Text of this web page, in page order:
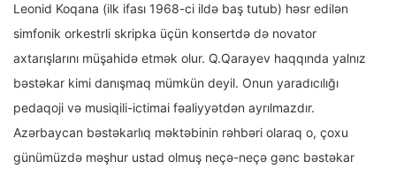
Leonid Koqana (ilk ifası 1968-ci ildə baş tutub) həsr edilən
simfonik orkestrli skripka üçün konsertdə də novator
axtarışlarını müşahidə etmək olur. Q.Qarayev haqqında yalnız
bəstəkar kimi danışmaq mümkün deyil. Onun yaradıcılığı
pedaqoji və musiqili-ictimai fəaliyyətdən ayrılmazdır.
Azərbaycan bəstəkarlıq məktəbinin rəhbəri olaraq o, çoxu
günümüzdə məşhur ustad olmuş neçə-neçə gənc bəstəkar